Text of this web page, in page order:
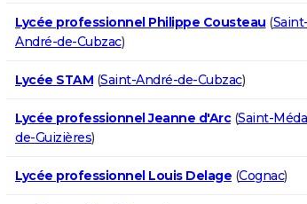
Lycée professionnel Philippe Cousteau (Saint-
André-de-Cubzac)
Lycée STAM (Saint-André-de-Cubzac)
Lycée professionnel Jeanne d'Arc(Saint-
de-Guizières)
Lycée professionnel Louis Delage (Cognac)